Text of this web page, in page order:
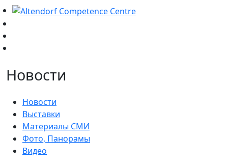
Новости
Новости
Выставки
Материалы СМИ
Фото, Панорамы
Видео